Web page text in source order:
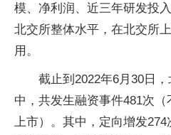
模、净利润、近三年研发投
北交所整体水平，在北交所
用。
截止到2022年6月30日
中，共发生融资事件481次
上市）。其中，定向增发